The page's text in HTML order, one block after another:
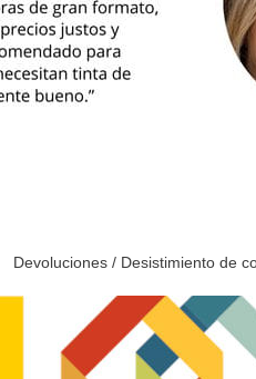
Devoluciones / Desistimiento de